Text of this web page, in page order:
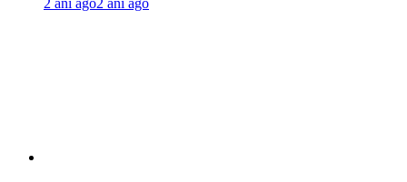
2 ani ago2 ani ago